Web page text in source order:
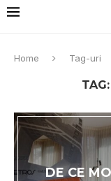
Home Tag-uri
TAG:
DE CE